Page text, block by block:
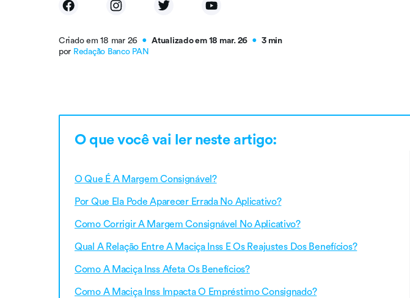
Criado em 18 mar 26 ● Atualizado em 18 mar. 26 ●
3 min
por Redação Banco PAN
O que você vai ler neste artigo:
O Que É A Margem Consignável?
Por Que Ela Pode Aparecer Errada No Aplicativo?
Como Corrigir A Margem Consignável No Aplicativo?
Qual A Relação Entre A Maciça Inss E Os Reajustes Dos Benefícios?
Como A Maciça Inss Afeta Os Benefícios?
Como A Maciça Inss Impacta O Empréstimo Consignado?